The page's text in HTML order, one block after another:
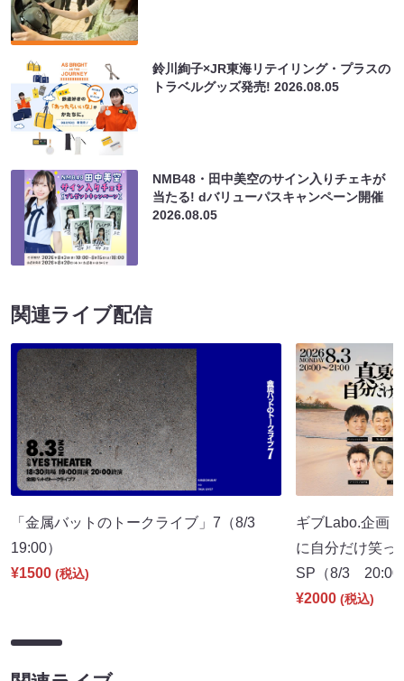
鈴川絢子×JR東海リテイリング・プラスの
トラベルグッズ発売!2026.08.05
NMB48・田中美空のサイン入りチェキが
当たる! dバリューパスキャンペーン開催
2026.08.05
関連ライブ配信
「金属バットのトークライブ」7（8/3
19:00）
¥1500 (税込)
ギブLabo.企画
に自分だけ笑っ
SP（8/3 20:00
¥2000 (税込)